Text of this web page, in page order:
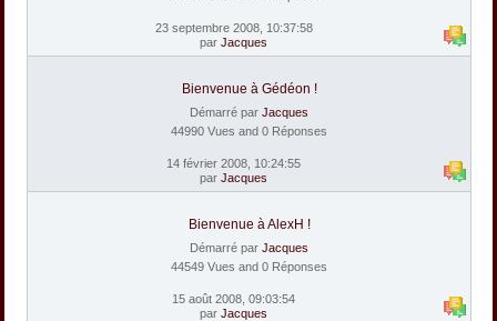
23 septembre 2008, 10:37:58
par Jacques
Bienvenue à Gédéon !
Démarré par Jacques
44990 Vues and 0 Réponses
14 février 2008, 10:24:55
par Jacques
Bienvenue à AlexH !
Démarré par Jacques
44549 Vues and 0 Réponses
15 août 2008, 09:03:54
par Jacques